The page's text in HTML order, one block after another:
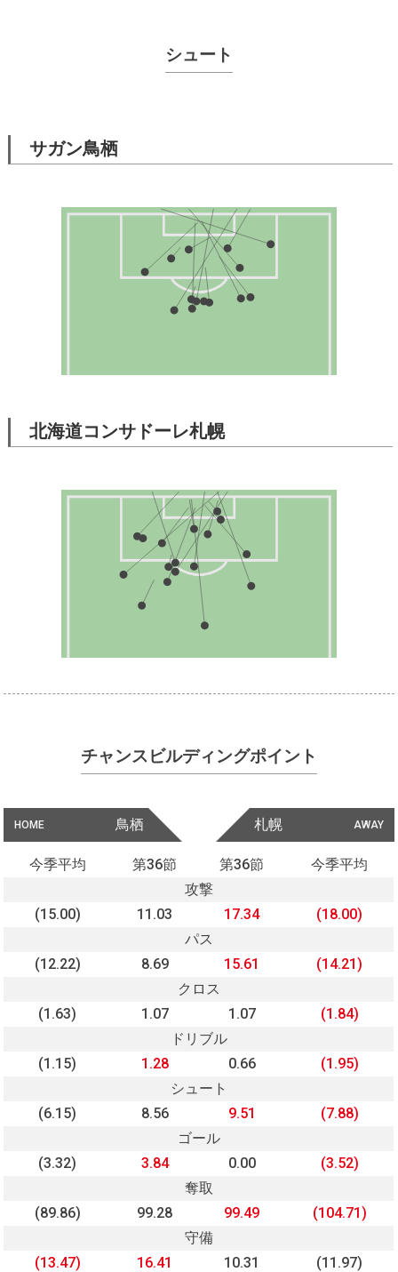
シュート
サガン鳥栖
北海道コンサドーレ札幌
チャンスビルディングポイント
HOME 鳥栖 AWAY
札幌
今季平均 第36節 第36節
今季平均
攻撃
(15.00)
11.03 17.34
(18.00)
パス
(12.22)
8.69 15.61
(14.21)
クロス
(1.63)
1.07 1.07
(1.84)
ドリブル
(1.15)
1.28 0.66
(1.95)
シュート
(6.15)
8.56 9.51
(7.88)
ゴール
(3.32)
3.84 0.00
(3.52)
奪取
(89.86)
99.28 99.49
(104.71)
守備
(13.47)
16.41 10.31
(11.97)